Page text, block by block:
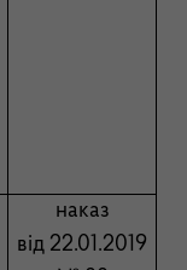
наказ
від 22.01.2019